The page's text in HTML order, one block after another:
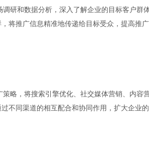
研和数据分析，深入了解企业的目标客户群
将推广信息精准地传递给目标受众，提高推
略，将搜索引擎优化、社交媒体营销、内容
不同渠道的相互配合和协同作用，扩大企业